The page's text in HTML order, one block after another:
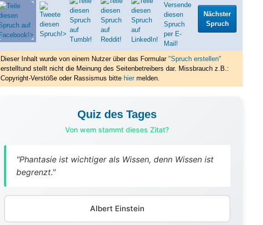
Nächster
Spruch
Dieser Inhalt wurde von einem Nutzer über das Formular "Spruch erstellen"
erstelltund stellt nicht die Meinung des Seitenbetreibers dar. Missbrauch z.B.:
Copyright-Verstöße oder Rassismus bitte hiermelden.
Quiz des Tages
Von wem stammt dieses Zitat?
"Phantasie ist wichtiger als Wissen, denn Wissen ist
begrenzt."
Albert Einstein